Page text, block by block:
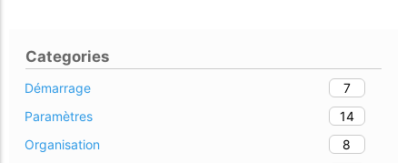
Categories
Démarrage
7
Paramètres
14
Organisation
8